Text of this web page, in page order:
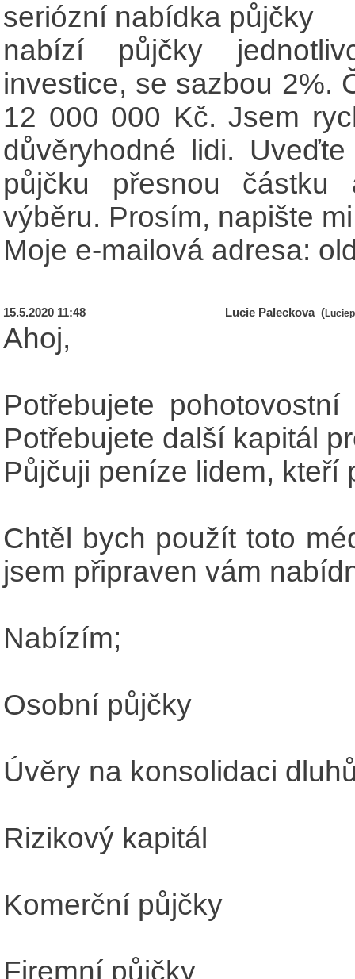
seriózní nabídka půjčky
nabízí půjčky
investice, se sazbou 2%.
12 000 000 Kč. Jsem
důvěryhodné lidi.
půjčku přesnou
výběru. Prosím, napište
Moje e-mailová adresa:
15.5.2020 11:48 Lucie Paleckova (
Ahoj,
Potřebujete
Potřebujete další kapitál
Půjčuji peníze lidem, kteří
Chtěl bych použít toto
jsem připraven vám
Nabízím;
Osobní půjčky
Úvěry na konsolidaci
Rizikový kapitál
Komerční půjčky
Firemní půjčky